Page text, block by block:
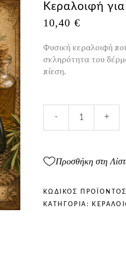
Κεραλοιφή
10,40 €
Φυσική κεραλοιφή
σκληρότητα του
πίεση.
Κάλους
ποσότητα
- +
Προσθήκη στη
ΚΩΔΙΚΌΣ
ΚΑΤΗΓΟΡΊΑ: